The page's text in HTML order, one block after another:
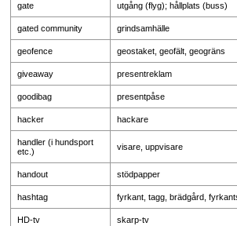
gate utgång (flyg); hållplats (buss)
gated community grindsamhälle
geofence geostaket, geofält, geogräns
giveaway presentreklam
goodibag presentpåse
hacker hackare
handler (i hundsport
etc.)
visare, uppvisare
handout stödpapper
hashtag fyrkant, tagg, brädgård,
HD-tv skarp-tv